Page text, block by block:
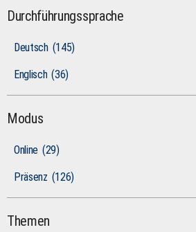
Durchführungssprache
Deutsch (145)
Englisch (36)
Modus
Online (29)
Präsenz (126)
Themen